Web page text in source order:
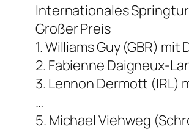
Internationales
Großer Preis
1. Williams Guy (GBR)
2. Fabienne Daigneux-
3. Lennon Dermott (IRL)
…
5. Michael Viehweg